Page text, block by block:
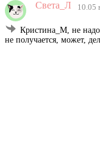
Света_Л 10.05
Кристина_М, не
не получается, может,